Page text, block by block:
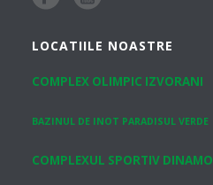
LOCATIILE NOASTRE
COMPLEX OLIMPIC IZVORANI
BAZINUL DE INOT PARADISUL VERDE
COMPLEXUL SPORTIV DINAMO